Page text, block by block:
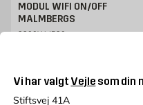
Vi har valgt Vejle som din
Stiftsvej 41A
MODUL WIFI ON/OFF
MALMBERGS
2300W, IP20
Udsolgt i den valgte butik